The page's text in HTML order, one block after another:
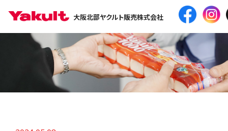
大阪北部ヤクルト販売株式会社